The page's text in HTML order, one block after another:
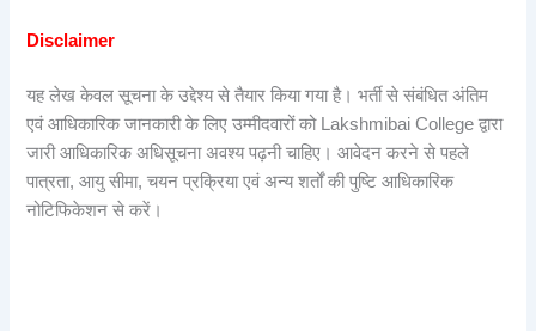
Disclaimer
यह लेख केवल सूचना के उद्देश्य से तैयार किया गया है। भर्ती से संबंधित अंतिम
एवं आधिकारिक जानकारी के लिए उम्मीदवारों को Lakshmibai College द्वारा
जारी आधिकारिक अधिसूचना अवश्य पढ़नी चाहिए। आवेदन करने से पहले
पात्रता, आयु सीमा, चयन प्रक्रिया एवं अन्य शर्तों की पुष्टि आधिकारिक
नोटिफिकेशन से करें।